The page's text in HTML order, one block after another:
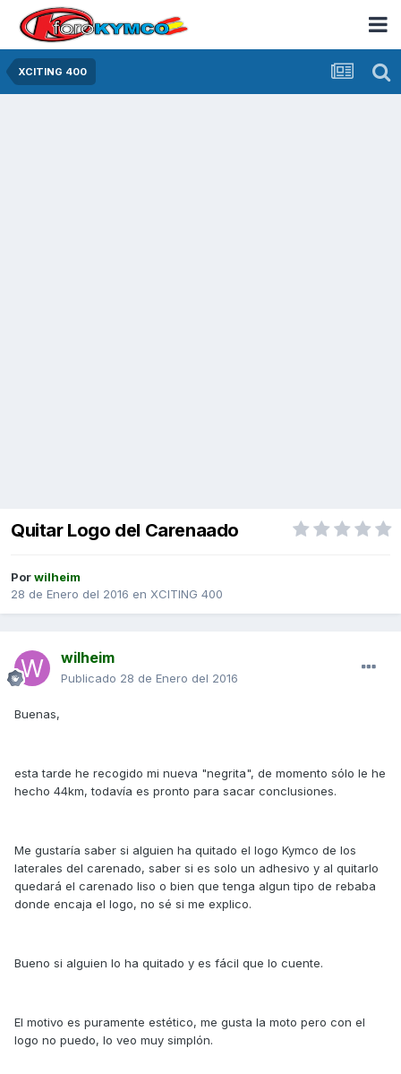
XCITING 400
Quitar Logo del Carenaado
Porwilheim
28 de Enero del 2016 en XCITING 400
wilheim
Publicado 28 de Enero del 2016
Buenas,
esta tarde he recogido mi nueva "negrita", de momento sólo le he
hecho 44km, todavía es pronto para sacar conclusiones.
Me gustaría saber si alguien ha quitado el logo Kymco de los
laterales del carenado, saber si es solo un adhesivo y al quitarlo
quedará el carenado liso o bien que tenga algun tipo de rebaba
donde encaja el logo, no sé si me explico.
Bueno si alguien lo ha quitado y es fácil que lo cuente.
El motivo es puramente estético, me gusta la moto pero con el
logo no puedo, lo veo muy simplón.